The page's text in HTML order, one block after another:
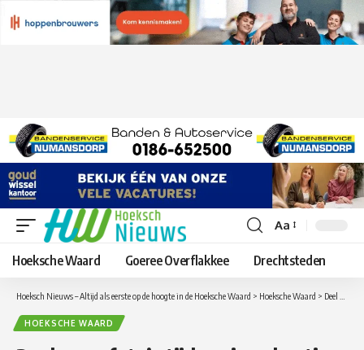
Lettergrootte
aanpassen
Aa
Hoeksche Waard Goeree Overflakkee Drechtsteden
Hoeksch Nieuws – Altijd als eerste op de hoogte in de Hoeksche Waard > Hoeksche Waard > Deel geen foto’s tijdens je vakantie op social media, inbrekers zitten ook op social media
HOEKSCHE WAARD